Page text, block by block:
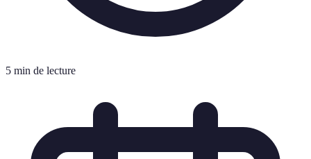
5 min de lecture